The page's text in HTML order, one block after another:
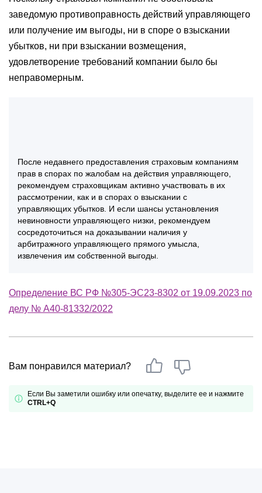
заведомую противоправность действий управляющего
или получение им выгоды, ни в споре о взыскании
убытков, ни при взыскании возмещения,
удовлетворение требований компании было бы
неправомерным.
После недавнего предоставления страховым компаниям
прав в спорах по жалобам на действия управляющего,
рекомендуем страховщикам активно участвовать в их
рассмотрении, как и в спорах о взыскании с
управляющих убытков. И если шансы установления
невиновности управляющего низки, рекомендуем
сосредоточиться на доказывании наличия у
арбитражного управляющего прямого умысла,
извлечения им собственной выгоды.
Определение ВС РФ №305-ЭС23-8302 от 19.09.2023 по
делу № А40-81332/2022
Вам понравился материал?
Если Вы заметили ошибку или опечатку, выделите ее и нажмите
CTRL+Q